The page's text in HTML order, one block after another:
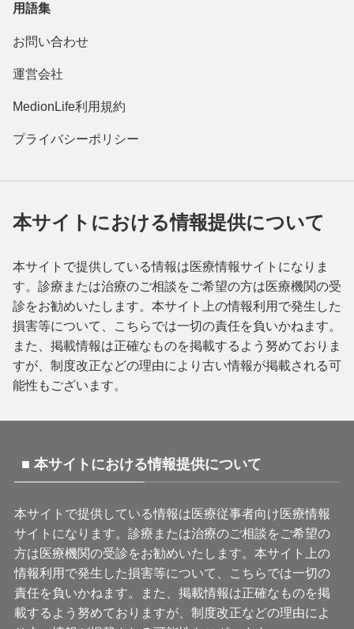
用語集
お問い合わせ
運営会社
MedionLife利用規約
プライバシーポリシー
本サイトにおける情報提供について
本サイトで提供している情報は医療情報サイトになりま
す。診療または治療のご相談をご希望の方は医療機関の受
診をお勧めいたします。本サイト上の情報利用で発生した
損害等について、こちらでは一切の責任を負いかねます。
また、掲載情報は正確なものを掲載するよう努めておりま
すが、制度改正などの理由により古い情報が掲載される可
能性もございます。
■ 本サイトにおける情報提供について
本サイトで提供している情報は医療従事者向け医療情報
サイトになります。診療または治療のご相談をご希望の
方は医療機関の受診をお勧めいたします。本サイト上の
情報利用で発生した損害等について、こちらでは一切の
責任を負いかねます。また、掲載情報は正確なものを掲
載するよう努めておりますが、制度改正などの理由によ